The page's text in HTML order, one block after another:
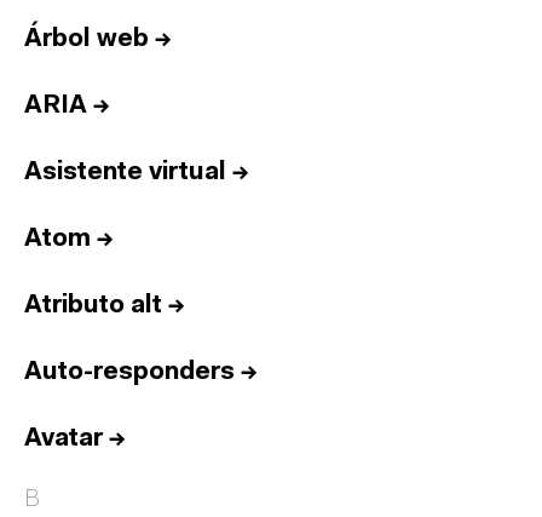
Árbol web →
ARIA →
Asistente virtual →
Atom →
Atributo alt →
Auto-responders →
Avatar→
B